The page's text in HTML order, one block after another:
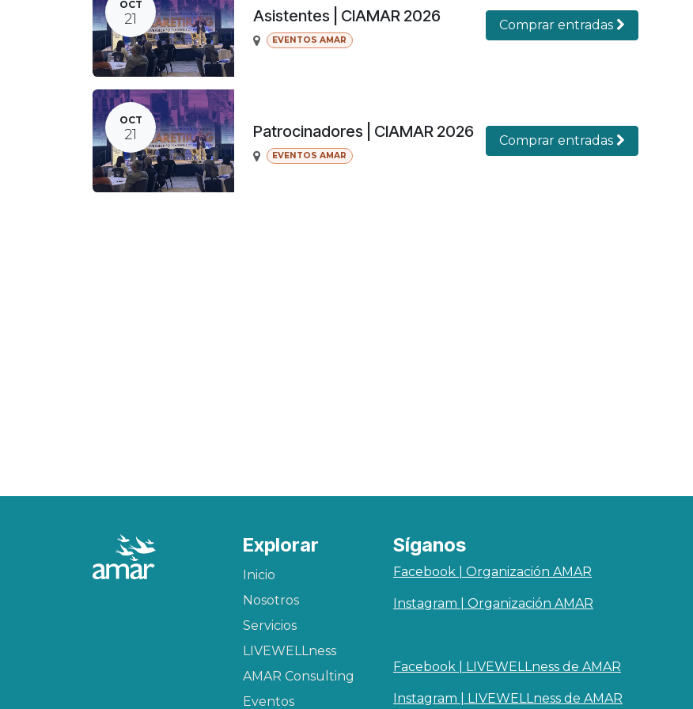
OCT
21 Asistentes | CIAMAR 2026
EVENTOS AMAR
Comprar entradas
OCT
21 Patrocinadores | CIAMAR 2026
EVENTOS AMAR
Comprar entradas
Explorar
Inicio
Nosotros
Servicios
LIVEWELLness
AMAR Consulting
Eventos
Síganos
Facebook | Organización AMAR
Instagram | Organización AMAR
Facebook | LIVEWELLness de AMAR
Instagram | LIVEWELLness de AMAR